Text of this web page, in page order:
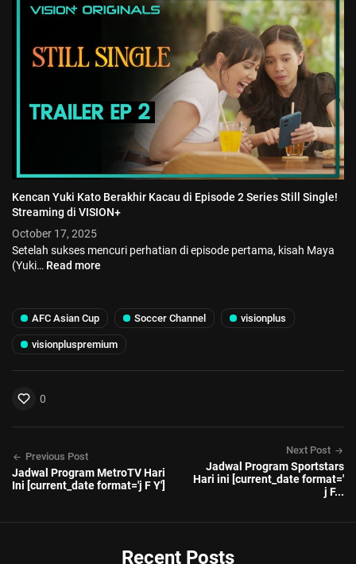
Kencan Yuki Kato Berakhir Kacau di Episode 2 Series Still Single!
Streaming di VISION+
October 17, 2025
Setelah sukses mencuri perhatian di episode pertama, kisah Maya
(Yuki… Read more
AFC Asian Cup Soccer Channel visionplus
visionpluspremium
0
Previous Post
Jadwal Program MetroTV Hari
Ini [current_date format='j F Y']
Next Post
Jadwal Program Sportstars
Hari ini [current_date format='
j F...
Recent Posts